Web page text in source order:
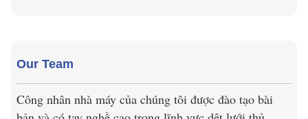
Our Team
Công nhân nhà máy của chúng tôi được đào tạo bài